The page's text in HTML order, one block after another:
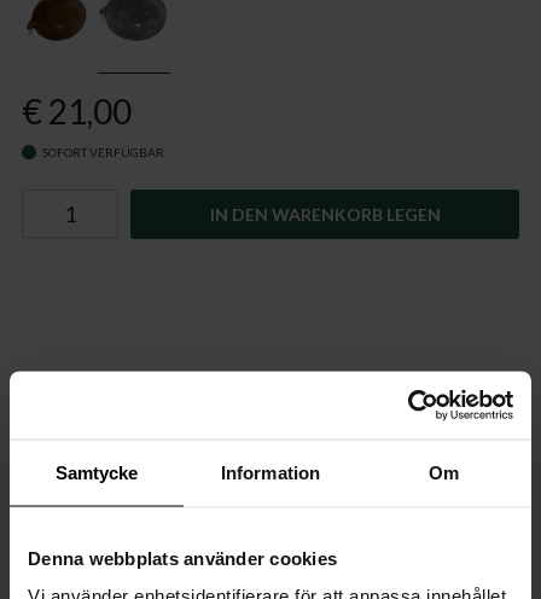
Samtycke Information Om
Denna webbplats använder cookies
€ 21,00
SOFORT VERFÜGBAR
IN DEN WARENKORB LEGEN
14 TAGE WIDERRUFSRECHT
LIEFERUNG MIT DHL